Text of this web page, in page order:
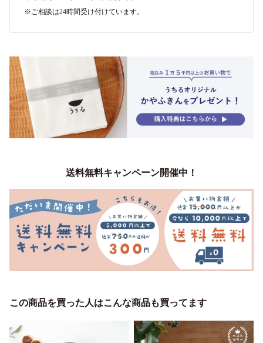
※ご相談は24時間受け付けています。
送料無料キャンペーン開催中！
この商品を買った人はこんな商品も買ってます